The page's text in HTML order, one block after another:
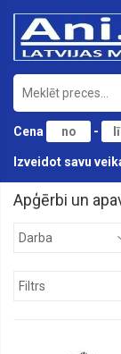
Cena -
Izveidot savu
Sieviešu
Apģērbi un